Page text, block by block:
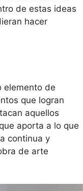
de estas ideas
hacer
elemento de
que logran
aquellos
aporta a lo que
continua y
de arte